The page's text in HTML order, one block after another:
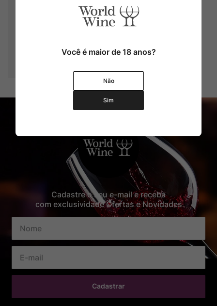
Cadastre o seu e-mail e receba
com exclusividade Ofertas e Novidades
Cadastrar
Você é maior de 18 anos?
Não
Sim